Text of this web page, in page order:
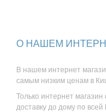
О НАШЕМ
В нашем интернет
самым низким ценам в
Только интернет
доставку до дому по